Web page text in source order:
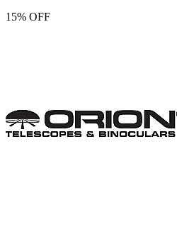
15% OFF